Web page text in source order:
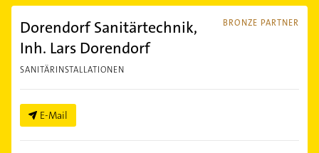
BRONZE PARTNER
Dorendorf Sanitärtechnik,
Inh. Lars Dorendorf
SANITÄRINSTALLATIONEN
E-Mail